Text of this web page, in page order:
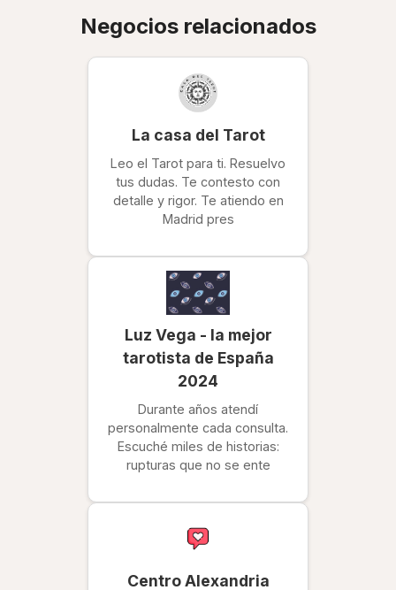
Negocios relacionados
La casa del Tarot
Leo el Tarot para ti. Resuelvo
tus dudas. Te contesto con
detalle y rigor. Te atiendo en
Madrid pres
Luz Vega - la mejor
tarotista de España
2024
Durante años atendí
personalmente cada consulta.
Escuché miles de historias:
rupturas que no se ente
Centro Alexandria